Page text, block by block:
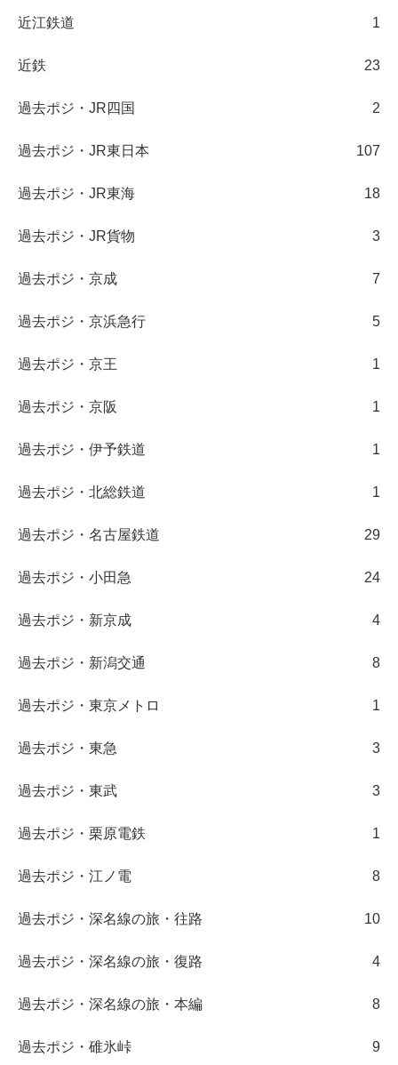
近江鉄道 1
近鉄 23
過去ポジ・JR四国 2
過去ポジ・JR東日本 107
過去ポジ・JR東海 18
過去ポジ・JR貨物 3
過去ポジ・京成 7
過去ポジ・京浜急行 5
過去ポジ・京王 1
過去ポジ・京阪 1
過去ポジ・伊予鉄道 1
過去ポジ・北総鉄道 1
過去ポジ・名古屋鉄道 29
過去ポジ・小田急 24
過去ポジ・新京成 4
過去ポジ・新潟交通 8
過去ポジ・東京メトロ 1
過去ポジ・東急 3
過去ポジ・東武 3
過去ポジ・栗原電鉄 1
過去ポジ・江ノ電 8
過去ポジ・深名線の旅・往路 10
過去ポジ・深名線の旅・復路 4
過去ポジ・深名線の旅・本編 8
過去ポジ・碓氷峠 9